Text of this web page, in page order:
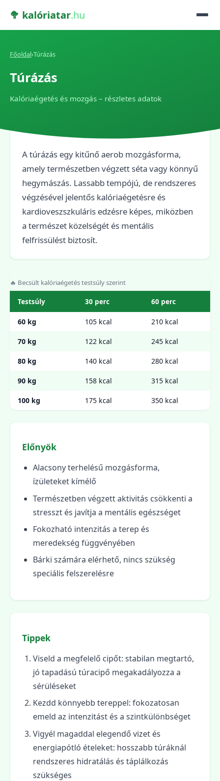
🥦 kalóriatar.hu
Főoldal›Túrázás
Túrázás
Kalóriaégetés és mozgás – részletes adatok
A túrázás egy kitűnő aerob mozgásforma,
amely természetben végzett séta vagy könnyű
hegymászás. Lassabb tempójú, de rendszeres
végzésével jelentős kalóriaégetésre és
kardioveszszkuláris edzésre képes, miközben
a természet közelségét és mentális
felfrissülést biztosít.
🔥 Becsült kalóriaégetés testsúly szerint
Testsúly 30 perc 60 perc
60 kg 105 kcal 210 kcal
70 kg 122 kcal 245 kcal
80 kg 140 kcal 280 kcal
90 kg 158 kcal 315 kcal
100 kg 175 kcal 350 kcal
Előnyök
Alacsony terhelésű mozgásforma,
ízületeket kímélő
Természetben végzett aktivitás csökkenti a
stresszt és javítja a mentális egészséget
Fokozható intenzitás a terep és
meredekség függvényében
Bárki számára elérhető, nincs szükség
speciális felszerelésre
Tippek
Viseld a megfelelő cipőt: stabilan megtartó,
jó tapadású túracipő megakadályozza a
sérüléseket
Kezdd könnyebb tereppel: fokozatosan
emeld az intenzitást és a szintkülönbséget
Vigyél magaddal elegendő vizet és
energiapótló ételeket: hosszabb túráknál
rendszeres hidratálás és táplálkozás
szükséges